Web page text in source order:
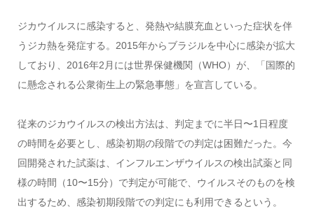
ジカウイルスに感染すると、発熱や結膜充血といった症状を伴
うジカ熱を発症する。2015年からブラジルを中心に感染が拡大
しており、2016年2月には世界保健機関（WHO）が、「国際的
に懸念される公衆衛生上の緊急事態」を宣言している。
従来のジカウイルスの検出方法は、判定までに半日〜1日程度
の時間を必要とし、感染初期の段階での判定は困難だった。今
回開発された試薬は、インフルエンザウイルスの検出試薬と同
様の時間（10〜15分）で判定が可能で、ウイルスそのものを検
出するため、感染初期段階での判定にも利用できるという。